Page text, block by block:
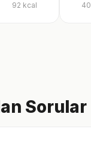
92 kcal 40
Sorular